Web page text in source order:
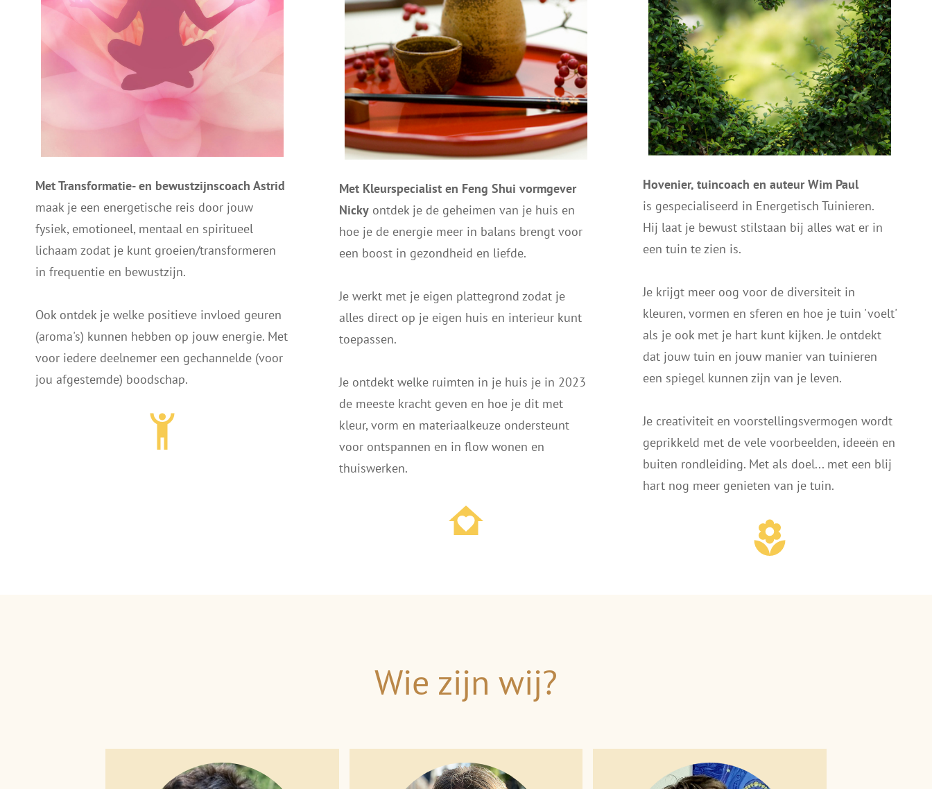
Met Transformatie- en bewustzijnscoach Astrid
maak je een energetische reis door jouw
fysiek, emotioneel, mentaal en spiritueel
lichaam zodat je kunt groeien/transformeren
in frequentie en bewustzijn.
Ook ontdek je welke positieve invloed geuren
(aroma's) kunnen hebben op jouw energie. Met
voor iedere deelnemer een gechannelde (voor
jou afgestemde) boodschap.
Met Kleurspecialist en Feng Shui vormgever
Nicky ontdek je de geheimen van je huis en
hoe je de energie meer in balans brengt voor
een boost in gezondheid en liefde.
Je werkt met je eigen plattegrond zodat je
alles direct op je eigen huis en interieur kunt
toepassen.
Je ontdekt welke ruimten in je huis je in 2023
de meeste kracht geven en hoe je dit met
kleur, vorm en materiaalkeuze ondersteunt
voor ontspannen en in flow wonen en
thuiswerken.
Hovenier, tuincoach en auteur Wim Paul
is gespecialiseerd in Energetisch Tuinieren.
Hij laat je bewust stilstaan bij alles wat er in
een tuin te zien is.
Je krijgt meer oog voor de diversiteit in
kleuren, vormen en sferen en hoe je tuin 'voelt'
als je ook met je hart kunt kijken. Je ontdekt
dat jouw tuin en jouw manier van tuinieren
een spiegel kunnen zijn van je leven.
Je creativiteit en voorstellingsvermogen wordt
geprikkeld met de vele voorbeelden, ideeën en
buiten rondleiding. Met als doel... met een blij
hart nog meer genieten van je tuin.
Wie zijn wij?